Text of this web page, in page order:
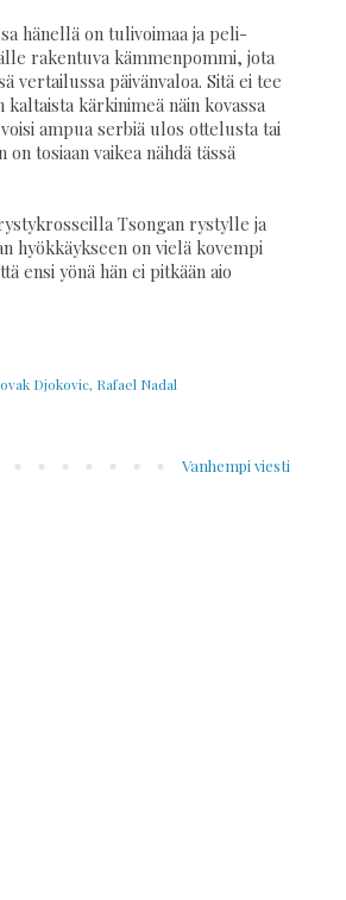
hänellä on tulivoimaa ja peli-
rakentuva kämmenpommi, jota
päivänvaloa. Sitä ei tee
kaltaista kärkinimeä näin kovassa
ampua serbiä ulos ottelusta tai
tosiaan vaikea nähdä tässä
Tsongan rystylle ja
hyökkäykseen on vielä kovempi
ensi yönä hän ei pitkään aio
Djokovic, Rafael Nadal
Vanhempi viesti